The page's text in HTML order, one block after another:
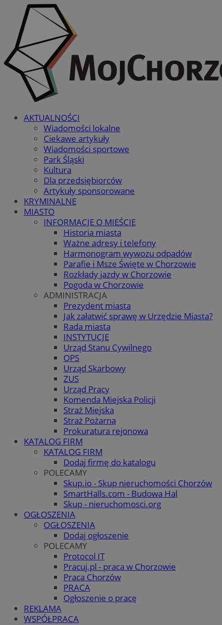
AKTUALNOŚCI
Wiadomości lokalne
Ciekawe artykuły
Wiadomości sportowe
Park Śląski
Kultura
Dla przedsiębiorców
Artykuły sponsorowane
KRYMINALNE
MIASTO
INFORMACJE O MIEŚCIE
Historia miasta
Ważne adresy i telefony
Harmonogram wywozu odpadów
Parafie i Msze Święte w Chorzowie
Rozkłady jazdy w Chorzowie
Pogoda w Chorzowie
ADMINISTRACJA
Prezydent miasta
Jak załatwić sprawę w Urzędzie Miasta?
Rada miasta
INSTYTUCJE
Urząd Stanu Cywilnego
OPS
Urząd Skarbowy
ZUS
Urząd Pracy
Komenda Miejska Policji
Straż Miejska
Straż Pożarna
Prokuratura rejonowa
KATALOG FIRM
KATALOG FIRM
Dodaj firmę do katalogu
POLECAMY
Skup.io - Skup nieruchomości Chorzów
SmartHalls.com - Budowa Hal
Skup - nieruchomosci.org
OGŁOSZENIA
OGŁOSZENIA
Dodaj ogłoszenie
POLECAMY
Protocol IT
Pracuj.pl - praca w Chorzowie
Praca Chorzów
PRACA
Ogłoszenie o pracę
REKLAMA
WSPÓŁPRACA